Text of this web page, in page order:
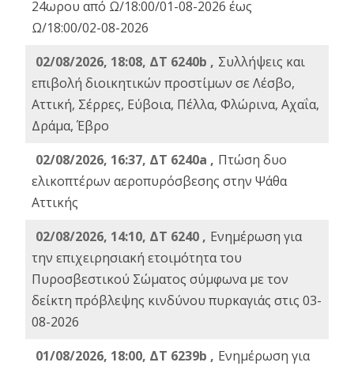
24ωρου από Ω/18:00/01-08-2026 έως
Ω/18:00/02-08-2026
02/08/2026, 18:08, ΔΤ 6240b , Συλλήψεις και
επιβολή διοικητικών προστίμων σε Λέσβο,
Αττική, Σέρρες, Εύβοια, Πέλλα, Φλώρινα, Αχαΐα,
Δράμα, Έβρο
02/08/2026, 16:37, ΔΤ 6240a , Πτώση δυο
ελικοπτέρων αεροπυρόσβεσης στην Ψάθα
Αττικής
02/08/2026, 14:10, ΔΤ 6240 , Ενημέρωση για
την επιχειρησιακή ετοιμότητα του
Πυροσβεστικού Σώματος σύμφωνα με τον
δείκτη πρόβλεψης κινδύνου πυρκαγιάς στις 03-
08-2026
01/08/2026, 18:00, ΔΤ 6239b , Ενημέρωση για